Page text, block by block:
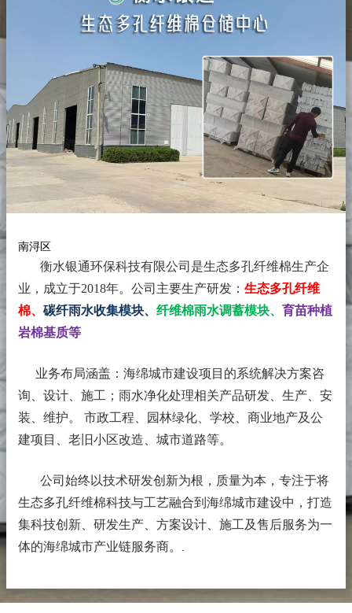
南浔区
衡水银通环保科技有限公司是生态多孔纤维棉生产企
业，成立于2018年。 公司主要生产研发： 生态多孔纤维
棉、 碳纤雨水收集模块、 纤维棉雨水调蓄模块、 育苗种植
岩棉基质等
业务布局涵盖：海绵城市建设项目的系统解决方案咨
询、设计、施工；雨水净化处理相关产品研发、生产、安
装、维护。 市政工程、园林绿化、学校、商业地产及公
建项目、老旧小区改造、城市道路等。
公司始终以技术研发创新为根，质量为本，专注于将
生态多孔纤维棉科技与工艺融合到海绵城市建设中，打造
集科技创新、研发生产、方案设计、施工及售后服务为一
体的海绵城市产业链服务商。